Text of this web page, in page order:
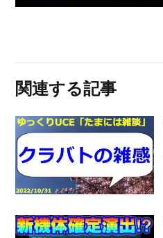
関連する記事